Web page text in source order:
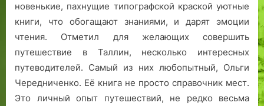
новенькие, пахнущие типографской краской уютные
книги, что обогащают знаниями, и дарят эмоции
чтения. Отметил для желающих совершить
путешествие в Таллин, несколько интересных
путеводителей. Самый из них любопытный, Ольги
Чередниченко. Её книга не просто справочник мест.
Это личный опыт путешествий, не редко весьма